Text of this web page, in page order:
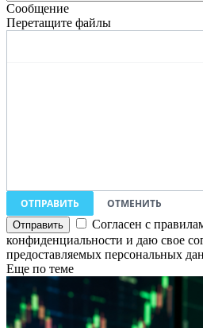
Сообщение
Перетащите файлы
ОТПРАВИТЬ
ОТМЕНИТЬ
Согласен с
конфиденциальности и даю свое
предоставляемых персональных
Еще по теме